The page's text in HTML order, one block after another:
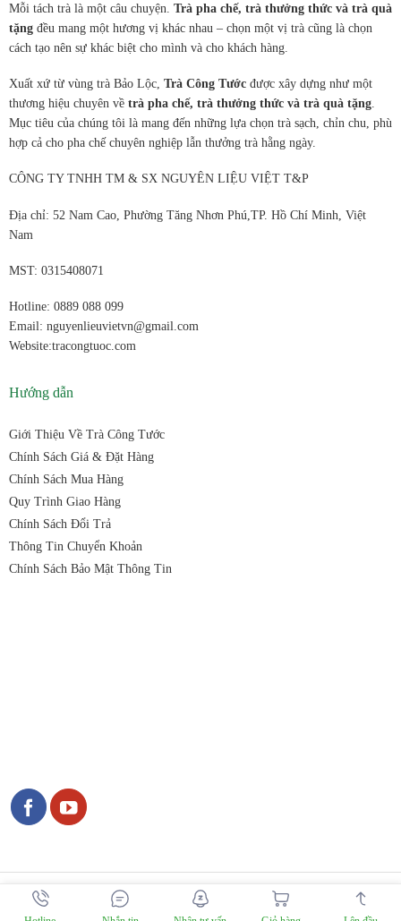
Mỗi tách trà là một câu chuyện. Trà pha chế, trà thưởng thức và trà quà
tặngđều mang một hương vị khác nhau – chọn một vị trà cũng là chọn
cách tạo nên sự khác biệt cho mình và cho khách hàng.
Xuất xứ từ vùng trà Bảo Lộc, Trà Công Tướcđược xây dựng như một
thương hiệu chuyên về trà pha chế, trà thưởng thức và trà quà tặng.
Mục tiêu của chúng tôi là mang đến những lựa chọn trà sạch, chỉn chu, phù
hợp cả cho pha chế chuyên nghiệp lẫn thưởng trà hằng ngày.
CÔNG TY TNHH TM & SX NGUYÊN LIỆU VIỆT T&P
Địa chỉ: 52 Nam Cao, Phường Tăng Nhơn Phú,TP. Hồ Chí Minh, Việt
Nam
MST: 0315408071
Hotline: 0889 088 099
Email: nguyenlieuvietvn@gmail.com
Website:tracongtuoc.com
Hướng dẫn
Giới Thiệu Về Trà Công Tước
Chính Sách Giá & Đặt Hàng
Chính Sách Mua Hàng
Quy Trình Giao Hàng
Chính Sách Đổi Trả
Thông Tin Chuyển Khoản
Chính Sách Bảo Mật Thông Tin
Copyright 2026 © Nguyên Liệu Việt. Vui lòng trích nguồn khi sử dụng
nội dung từ website này